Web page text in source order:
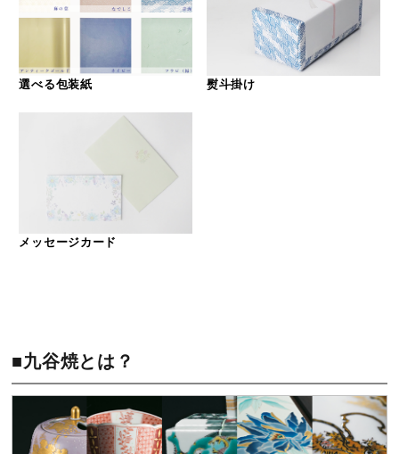
選べる包装紙 熨斗掛け
メッセージカード
■九谷焼とは？